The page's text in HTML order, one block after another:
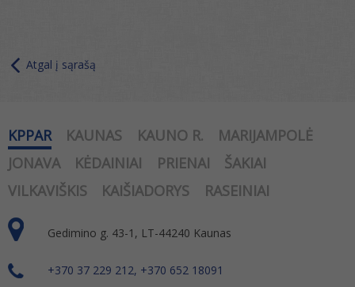
Atgal į sąrašą
KPPAR KAUNAS KAUNO R.
MARIJAMPOLĖ
JONAVA
KĖDAINIAI PRIENAI
ŠAKIAI
VILKAVIŠKIS
KAIŠIADORYS RASEINIAI
Gedimino g. 43-1, LT-44240 Kaunas
+370 37 229 212, +370 652 18091